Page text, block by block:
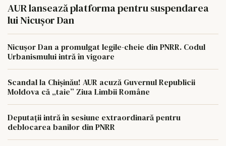
AUR lansează platforma pentru suspendarea
lui Nicușor Dan
Nicușor Dan a promulgat legile-cheie din PNRR. Codul
Urbanismului intră în vigoare
Scandal la Chișinău! AUR acuză Guvernul Republicii
Moldova că „taie” Ziua Limbii Române
Deputații intră în sesiune extraordinară pentru
deblocarea banilor din PNRR